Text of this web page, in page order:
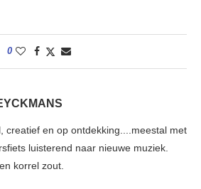
0
creatief en op ontdekking....meestal met
luisterend naar nieuwe muziek.
korrel zout.